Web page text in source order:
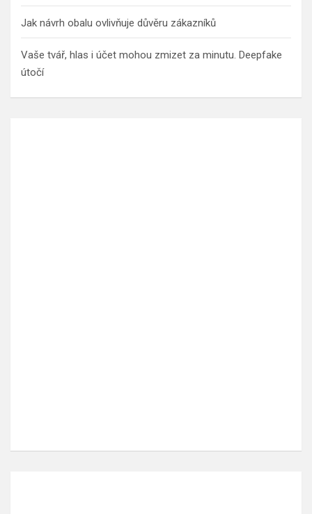
Jak návrh obalu ovlivňuje důvěru zákazníků
Vaše tvář, hlas i účet mohou zmizet za minutu. Deepfake
útočí